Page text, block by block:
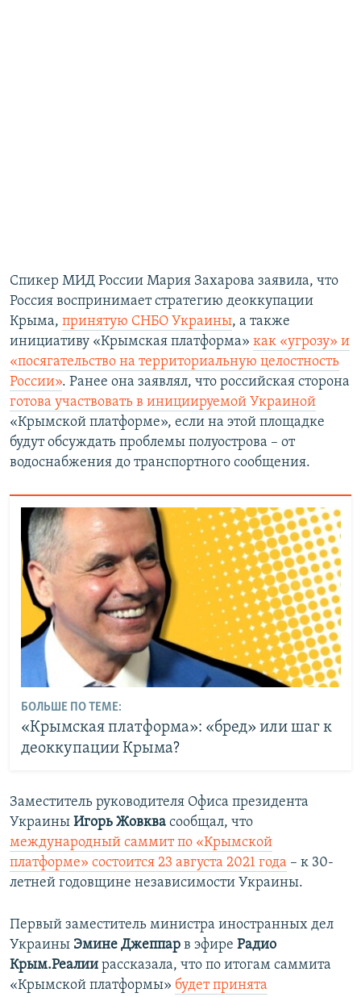
Спикер МИД России Мария Захарова заявила, что
Россия воспринимает стратегию деоккупации
Крыма, принятую СНБО Украины, а также
инициативу «Крымская платформа» как «угрозу» и
«посягательство на территориальную целостность
России». Ранее она заявлял, что российская сторона
готова участвовать в инициируемой Украиной
«Крымской платформе», если на этой площадке
будут обсуждать проблемы полуострова – от
водоснабжения до транспортного сообщения.
БОЛЬШЕ ПО ТЕМЕ:
«Крымская платформа»: «бред» или шаг к
деоккупации Крыма?
Заместитель руководителя Офиса президента
Украины Игорь Жовква сообщал, что
международный саммит по «Крымской
платформе» состоится 23 августа 2021 года – к 30-
летней годовщине независимости Украины.
Первый заместитель министра иностранных дел
Украины Эмине Джеппар в эфире Радио
Крым.Реалии рассказала, что по итогам саммита
«Крымской платформы» будет принята